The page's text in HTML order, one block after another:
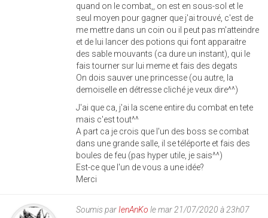
quand on le combat,, on est en sous-sol et le
seul moyen pour gagner que j'ai trouvé, c'est de
me mettre dans un coin ou il peut pas m'atteindre
et de lui lancer des potions qui font apparaitre
des sable mouvants (ca dure un instant), qui le
fais tourner sur lui meme et fais des degats
On dois sauver une princesse (ou autre, la
demoiselle en détresse cliché je veux dire^^)
J'ai que ca, j'ai la scene entire du combat en tete
mais c'est tout^^
A part ca je crois que l'un des boss se combat
dans une grande salle, il se téléporte et fais des
boules de feu (pas hyper utile, je sais^^)
Est-ce que l'un de vous a une idée?
Merci
Soumis par IenAnKo le mar 21/07/2020 à 23h07